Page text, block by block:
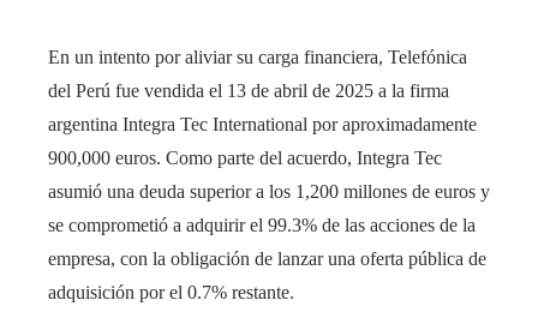
En un intento por aliviar su carga financiera, Telefónica
del Perú fue vendida el 13 de abril de 2025 a la firma
argentina Integra Tec International por aproximadamente
900,000 euros. Como parte del acuerdo, Integra Tec
asumió una deuda superior a los 1,200 millones de euros y
se comprometió a adquirir el 99.3% de las acciones de la
empresa, con la obligación de lanzar una oferta pública de
adquisición por el 0.7% restante.